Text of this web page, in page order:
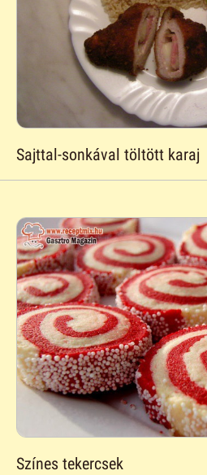
Sajttal-sonkával töltött karaj
Színes tekercsek